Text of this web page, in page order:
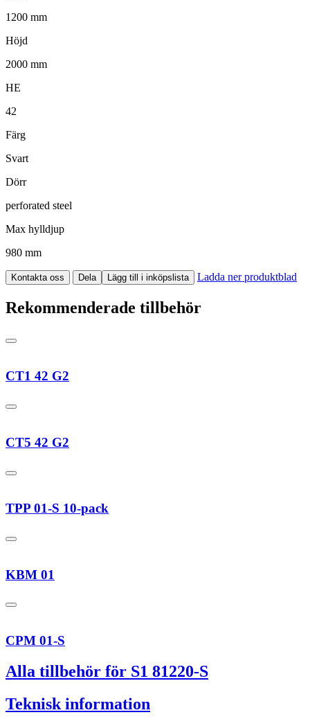
1200 mm
Höjd
2000 mm
HE
42
Färg
Svart
Dörr
perforated steel
Max hylldjup
980 mm
Kontakta oss Dela Lägg till i inköpslista Ladda ner produktblad
Rekommenderade tillbehör
CT1 42 G2
CT5 42 G2
TPP 01-S 10-pack
KBM 01
CPM 01-S
Alla tillbehör för S1 81220-S
Teknisk information